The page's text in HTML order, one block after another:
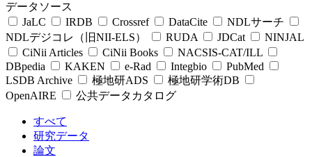
データソース
JaLC
IRDB Crossref DataCite
NDLサーチ
NDLデジコレ（旧NII-ELS）
RUDA JDCat
NINJAL
CiNii Articles
CiNii Books
NACSIS-CAT/ILL
DBpedia
KAKEN e-Rad Integbio
PubMed
LSDB Archive
極地研ADS
極地研学術DB
OpenAIRE
公共データカタログ
すべて
研究データ
論文